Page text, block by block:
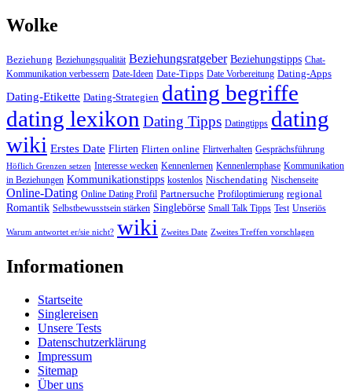
Wolke
Beziehung Beziehungsqualität Beziehungsratgeber Beziehungstipps Chat-
Kommunikation verbessern Date-Ideen Date-Tipps Date Vorbereitung Dating-Apps
Dating-Etikette Dating-Strategien dating begriffe
dating lexikon Dating Tipps Datingtipps dating
wiki Erstes Date Flirten Flirten online Flirtverhalten Gesprächsführung
Höflich Grenzen setzen Interesse wecken Kennenlernen Kennenlernphase Kommunikation
in Beziehungen Kommunikationstipps kostenlos Nischendating Nischenseite
Online-Dating Online Dating Profil Partnersuche Profiloptimierung regional
Romantik Selbstbewusstsein stärken Singlebörse Small Talk Tipps Test Unseriös
Warum antwortet er/sie nicht? wiki Zweites Date Zweites Treffen vorschlagen
Informationen
Startseite
Singlereisen
Unsere Tests
Datenschutzerklärung
Impressum
Sitemap
Über uns